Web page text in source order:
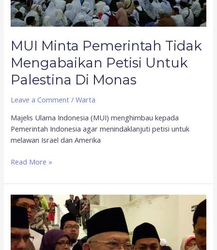
MUI Minta Pemerintah Tidak
Mengabaikan Petisi Untuk
Palestina Di Monas
Leave a Comment /Warta
Majelis Ulama Indonesia (MUI) menghimbau kepada
Pemerintah Indonesia agar menindaklanjuti petisi untuk
melawan Israel dan Amerika
Di
Monas
Read More »
MUI
Keluarkan
Maklumat
Aksi
Bela